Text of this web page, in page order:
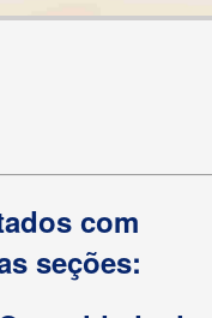
com
seções: